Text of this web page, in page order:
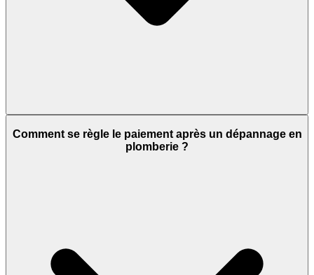
Comment se règle le paiement après un dépannage en
plomberie ?